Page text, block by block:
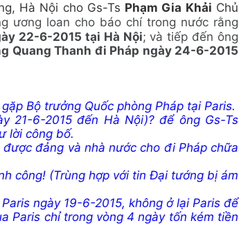
Hà Nội cho Gs-Ts Phạm Gia Khải Chủ
ương loan cho báo chí trong nước rằng
22-6-2015 tại Hà Nội; và tiếp đến ông
Quang Thanh đi Pháp ngày 24-6-2015
Bộ trưởng Quốc phòng Pháp tại Paris.
21-6-2015 đến Hà Nội)? để ông Gs-Ts
lời công bố.
đảng và nhà nước cho đi Pháp chữa
công! (Trùng hợp với tin Đại tướng bị ám
ngày 19-6-2015, không ở lại Paris để
Paris chỉ trong vòng 4 ngày tốn kém tiền